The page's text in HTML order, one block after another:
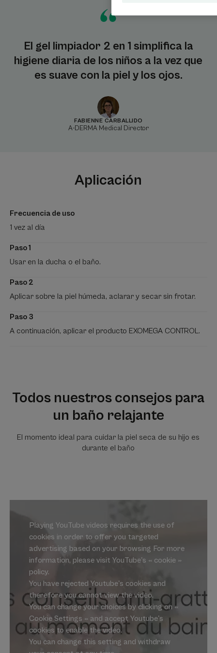
El gel limpiador 2 en 1 simplifica la
higiene diaria de los niños a la vez que
es suave con la piel y los ojos.
FABIENNE CARBALLIDO
A-DERMA Medical Director
Aplicación
Frecuencia de uso
1 vez al día
Paso 1
Usar en la ducha o el baño.
Paso 2
Aplicar sobre la piel húmeda, aclarar y secar sin frotar.
Paso 3
A continuación, aplicar el producto EXOMEGA CONTROL.
Todos nuestros consejos para
un baño relajante
El momento ideal para cuidar la piel seca de su hijo es
durante el baño
Playing YouTube videos requires the use of
cookies in order to offer you targeted
advertising based on your browsing For more
information, please visit YouTube's « cookie »
policy.
You have rejected Youtube's cookies and
therefore you cannot view the video.
You can change your choices by clicking on «
Cookie Settings » and accept Youtube's
cookies to enable the video.
You can change this setting and withdraw